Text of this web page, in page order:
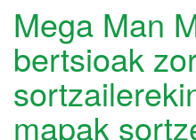
Mega Man
bertsioak
mapak